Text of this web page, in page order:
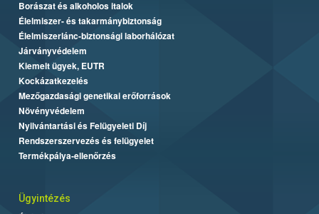
Borászat és alkoholos italok
Élelmiszer- és takarmánybiztonság
Élelmiszerlánc-biztonsági laborhálózat
Járványvédelem
Kiemelt ügyek, EUTR
Kockázatkezelés
Mezőgazdasági genetikai erőforrások
Növényvédelem
Nyilvántartási és Felügyeleti Díj
Rendszerszervezés és felügyelet
Termékpálya-ellenőrzés
Ügyintézés